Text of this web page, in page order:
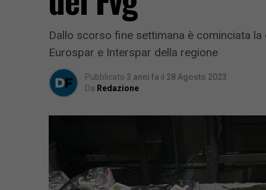
Dallo scorso fine settimana è cominciata
Eurospar e Interspar della regione
Pubblicato 3 anni fa il 28 Agosto 2023
Da Redazione